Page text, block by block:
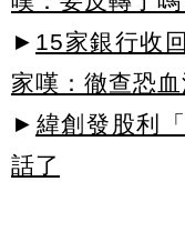
► 15家銀行收
家嘆：徹查恐
► 緯創發股利
話了